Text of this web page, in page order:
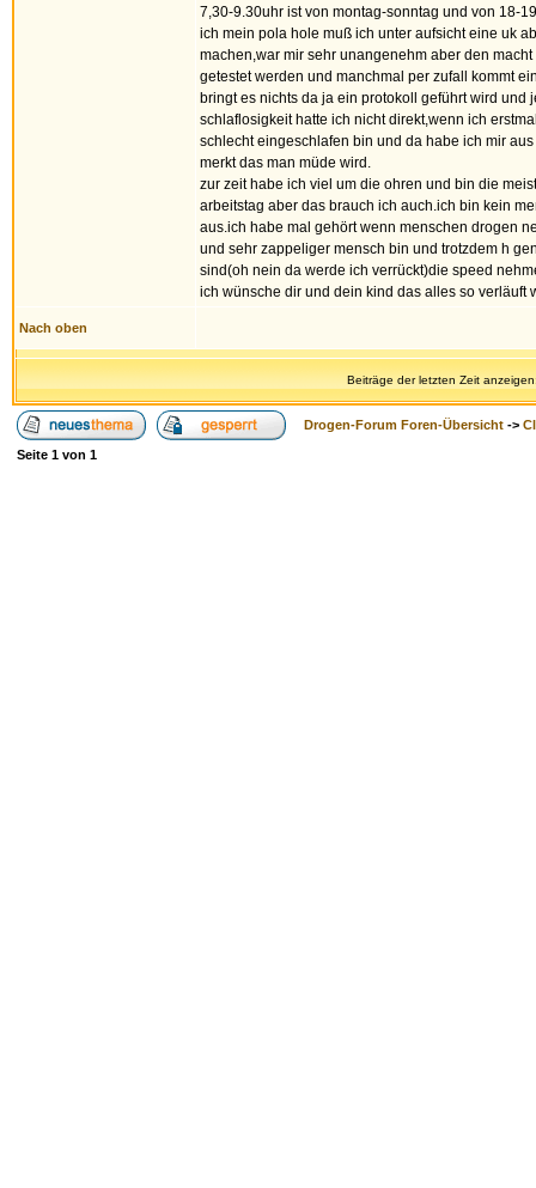
7,30-9.30uhr ist von montag-sonntag und von 18-
ich mein pola hole muß ich unter aufsicht eine uk
machen,war mir sehr unangenehm aber den
getestet werden und manchmal per zufall kommt
bringt es nichts da ja ein protokoll geführt wird
schlaflosigkeit hatte ich nicht direkt,wenn ich
schlecht eingeschlafen bin und da habe ich mir
merkt das man müde wird.
zur zeit habe ich viel um die ohren und bin die
arbeitstag aber das brauch ich auch.ich bin kein
aus.ich habe mal gehört wenn menschen drogen
und sehr zappeliger mensch bin und trotzdem h
sind(oh nein da werde ich verrückt)die speed
ich wünsche dir und dein kind das alles so verläuft
Nach oben
Beiträge der letzten Zeit
Drogen-Forum Foren-Übersicht ->
Seite 1 von 1